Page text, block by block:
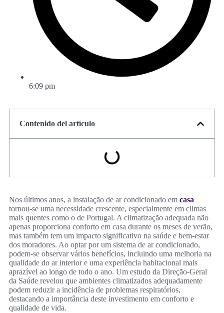
6:09 pm
Contenido del artículo
Nos últimos anos, a instalação de ar condicionado em casa
tornou-se uma necessidade crescente, especialmente em climas
mais quentes como o de Portugal. A climatização adequada não
apenas proporciona conforto em casa durante os meses de verão,
mas também tem um impacto significativo na saúde e bem-estar
dos moradores. Ao optar por um sistema de ar condicionado,
podem-se observar vários benefícios, incluindo uma melhoria na
qualidade do ar interior e uma experiência habitacional mais
aprazível ao longo de todo o ano. Um estudo da Direção-Geral
da Saúde revelou que ambientes climatizados adequadamente
podem reduzir a incidência de problemas respiratórios,
destacando a importância deste investimento em conforto e
qualidade de vida.